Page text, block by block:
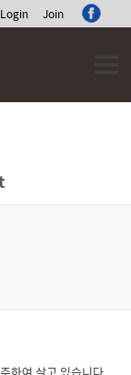
Login Join